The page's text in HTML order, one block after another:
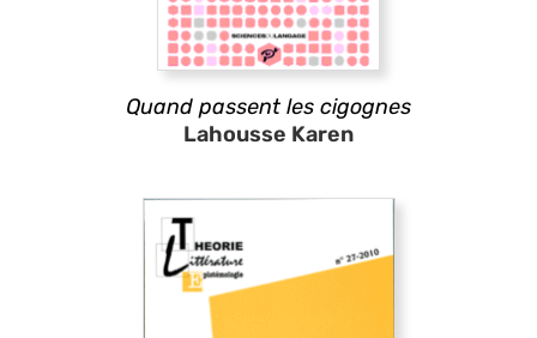
Quand passent les cigognes
Lahousse Karen